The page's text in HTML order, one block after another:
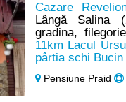
Cazare
Lângă Salina
gradina,
11km Lacul
pârtia schi Bucin
Pensiune Praid